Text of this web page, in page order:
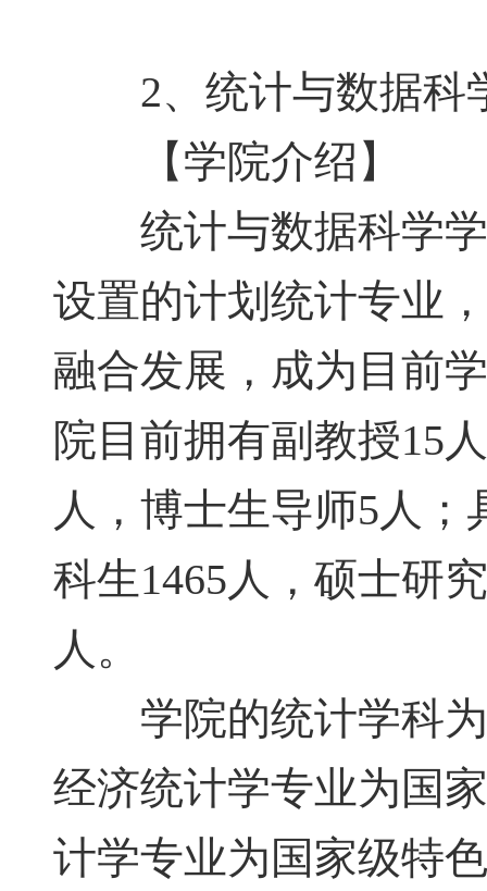
2、统计与数据科
【学院介绍】
统计与数据科学学
设置的计划统计专业
融合发展，成为目前
院目前拥有副教授15
人，博士生导师5人
科生1465人，硕士研
人。
学院的统计学科为
经济统计学专业为国
计学专业为国家级特